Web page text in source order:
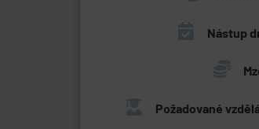
Nástup
Požadované